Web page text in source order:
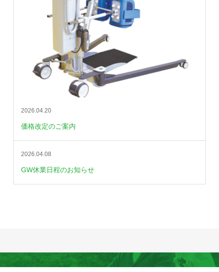
2026.04.20
価格改定のご案内
2026.04.08
GW休業日程のお知らせ